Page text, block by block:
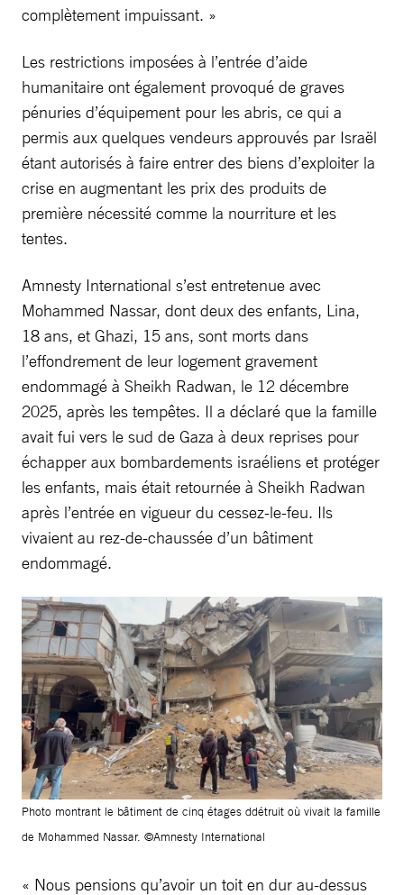
complètement impuissant. »
Les restrictions imposées à l’entrée d’aide
humanitaire ont également provoqué de graves
pénuries d’équipement pour les abris, ce qui a
permis aux quelques vendeurs approuvés par Israël
étant autorisés à faire entrer des biens d’exploiter la
crise en augmentant les prix des produits de
première nécessité comme la nourriture et les
tentes.
Amnesty International s’est entretenue avec
Mohammed Nassar, dont deux des enfants, Lina,
18 ans, et Ghazi, 15 ans, sont morts dans
l’effondrement de leur logement gravement
endommagé à Sheikh Radwan, le 12 décembre
2025, après les tempêtes. Il a déclaré que la famille
avait fui vers le sud de Gaza à deux reprises pour
échapper aux bombardements israéliens et protéger
les enfants, mais était retournée à Sheikh Radwan
après l’entrée en vigueur du cessez-le-feu. Ils
vivaient au rez-de-chaussée d’un bâtiment
endommagé.
Photo montrant le bâtiment de cinq étages ddétruit où vivait la famille
de Mohammed Nassar. ©Amnesty International
« Nous pensions qu’avoir un toit en dur au-dessus